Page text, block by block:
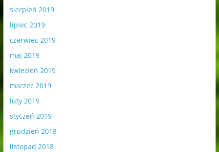
sierpień 2019
lipiec 2019
czerwiec 2019
maj 2019
kwiecień 2019
marzec 2019
luty 2019
styczeń 2019
grudzień 2018
listopad 2018